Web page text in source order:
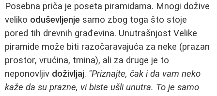
Posebna priča je poseta piramidama. Mnogi dožive
veliko oduševljenje samo zbog toga što stoje
pored tih drevnih građevina. Unutrašnjost Velike
piramide može biti razočaravajuća za neke (prazan
prostor, vrućina, tmina), ali za druge je to
neponovljiv doživljaj. "Priznajte, čak i da vam neko
kaže da su prazne, vi biste ušli unutra. To je samo